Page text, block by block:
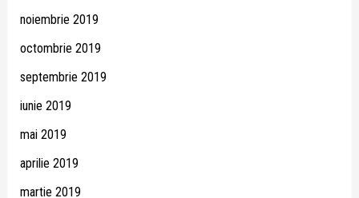
noiembrie 2019
octombrie 2019
septembrie 2019
iunie 2019
mai 2019
aprilie 2019
martie 2019